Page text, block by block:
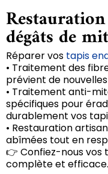
dégâts de
Réparer vos tapis
• Traitement des
prévient de
• Traitement anti-
spécifiques pour
durablement vos
• Restauration
abîmées tout en
👉 Confiez-nous vos
complète et efficace.